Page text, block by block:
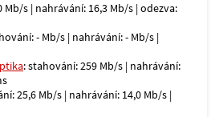
Mb/s | nahrávání: 16,3 Mb/s | odezva:
- Mb/s | nahrávání: - Mb/s |
: stahování: 259 Mb/s | nahrávání:
25,6 Mb/s | nahrávání: 14,0 Mb/s |